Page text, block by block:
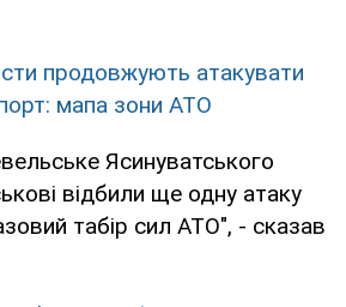
продовжують атакувати
мапа зони АТО
Ясинуватського
відбили ще одну атаку
табір сил АТО", - сказав